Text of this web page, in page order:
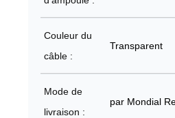
Couleur du
câble :
Transparent
Mode de
livraison :
par Mondial